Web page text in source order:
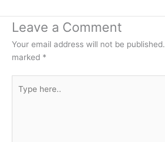
Leave a Comment
Your email address will not be published.
marked *
here..